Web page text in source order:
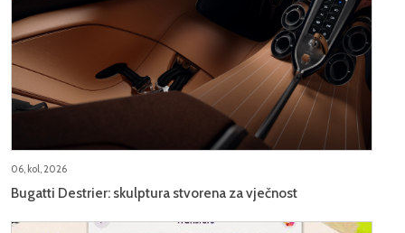
06, kol, 2026
Bugatti Destrier: skulptura stvorena za vječnost